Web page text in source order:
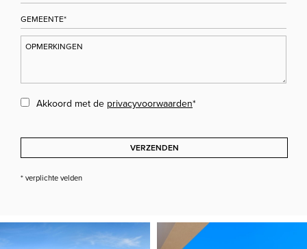
Akkoord met de privacyvoorwaarden*
VERZENDEN
* verplichte velden